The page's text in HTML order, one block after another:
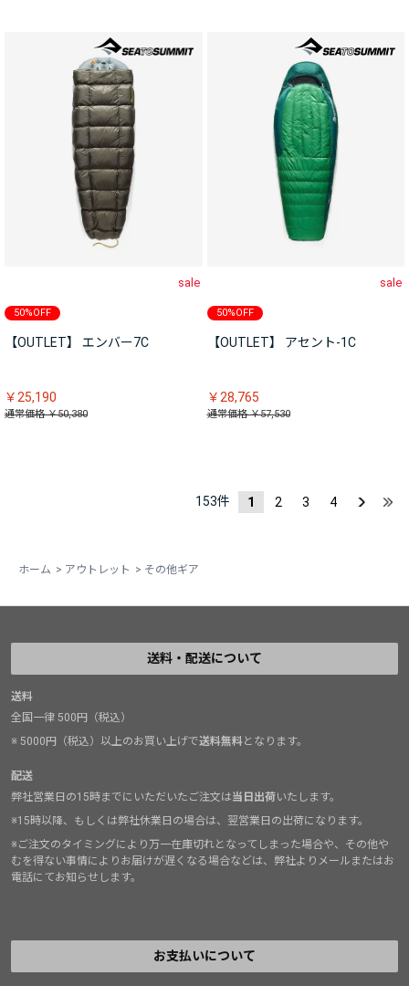
sale
50%OFF
【OUTLET】 エンバー7C
￥25,190
通常価格 ￥50,380
sale
50%OFF
【OUTLET】 アセント-1C
￥28,765
通常価格 ￥57,530
153件 1 2 3 4
ホーム > アウトレット > その他ギア
送料・配送について
送料
全国一律 500円（税込）
※ 5000円（税込）以上のお買い上げで送料無料となります。
配送
弊社営業日の15時までにいただいたご注文は当日出荷いたします。
※15時以降、もしくは弊社休業日の場合は、翌営業日の出荷になります。
※ご注文のタイミングにより万一在庫切れとなってしまった場合や、その他や
むを得ない事情によりお届けが遅くなる場合などは、弊社よりメールまたはお
電話にてお知らせします。
お支払いについて